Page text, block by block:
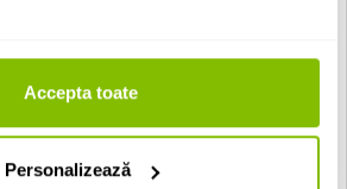
Accepta toate
Personalizează
22.3 x 29.5 mm